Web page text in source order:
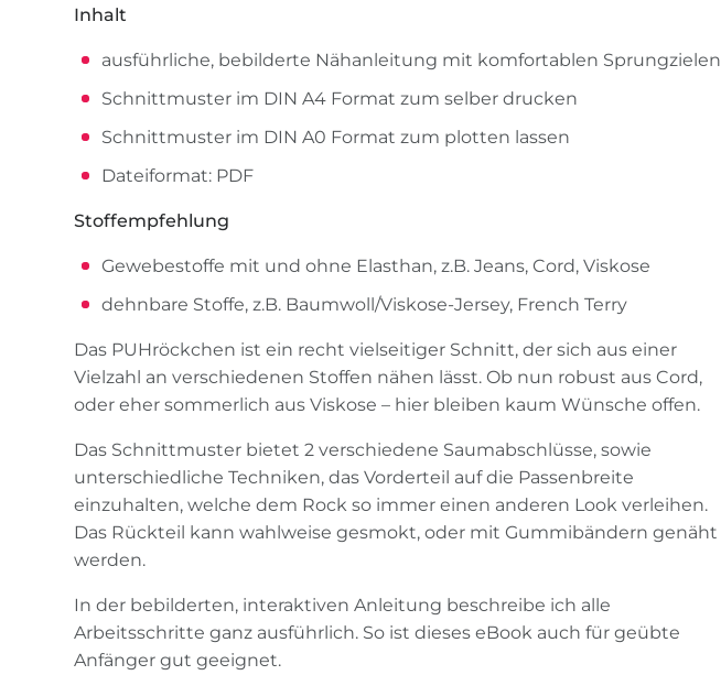
Inhalt
ausführliche, bebilderte Nähanleitung mit komfortablen Sprungzielen
Schnittmuster im DIN A4 Format zum selber drucken
Schnittmuster im DIN A0 Format zum plotten lassen
Dateiformat: PDF
Stoffempfehlung
Gewebestoffe mit und ohne Elasthan, z.B. Jeans, Cord, Viskose
dehnbare Stoffe, z.B. Baumwoll/Viskose-Jersey, French Terry
Das PUHröckchen ist ein recht vielseitiger Schnitt, der sich aus einer
Vielzahl an verschiedenen Stoffen nähen lässt. Ob nun robust aus Cord,
oder eher sommerlich aus Viskose – hier bleiben kaum Wünsche offen.
Das Schnittmuster bietet 2 verschiedene Saumabschlüsse, sowie
unterschiedliche Techniken, das Vorderteil auf die Passenbreite
einzuhalten, welche dem Rock so immer einen anderen Look verleihen.
Das Rückteil kann wahlweise gesmokt, oder mit Gummibändern genäht
werden.
In der bebilderten, interaktiven Anleitung beschreibe ich alle
Arbeitsschritte ganz ausführlich. So ist dieses eBook auch für geübte
Anfänger gut geeignet.